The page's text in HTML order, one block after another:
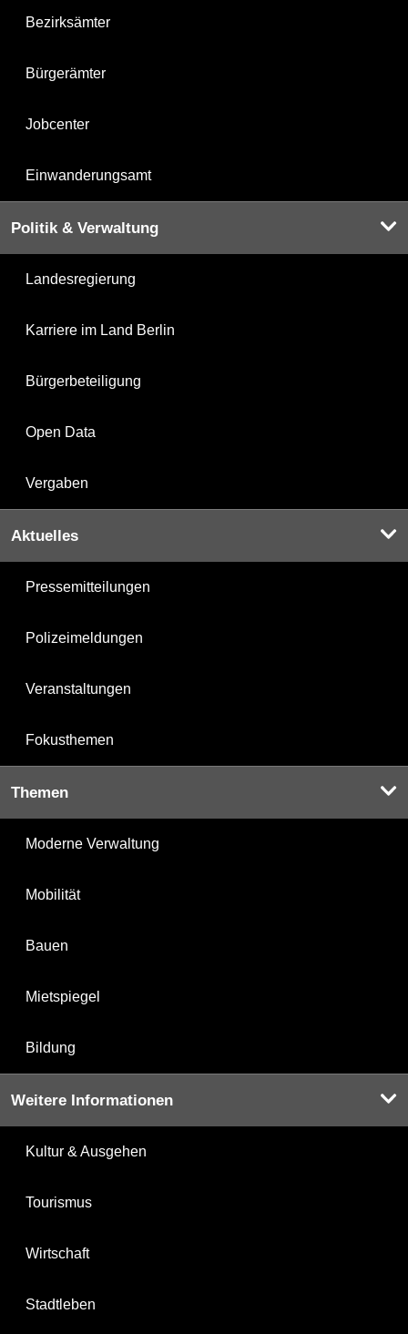
Bezirksämter
Bürgerämter
Jobcenter
Einwanderungsamt
Politik & Verwaltung
Landesregierung
Karriere im Land Berlin
Bürgerbeteiligung
Open Data
Vergaben
Aktuelles
Pressemitteilungen
Polizeimeldungen
Veranstaltungen
Fokusthemen
Themen
Moderne Verwaltung
Mobilität
Bauen
Mietspiegel
Bildung
Weitere Informationen
Kultur & Ausgehen
Tourismus
Wirtschaft
Stadtleben